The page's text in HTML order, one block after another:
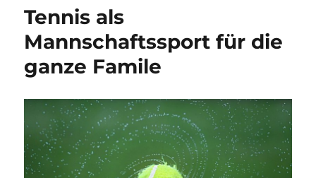
es
Online
Auswahl?
Tennis als
Mannschaftssport für die
ganze Famile